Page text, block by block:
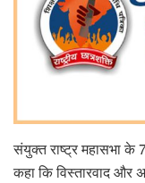
संयुक्त राष्ट्र महासभा के
कहा कि विस्तारवाद और